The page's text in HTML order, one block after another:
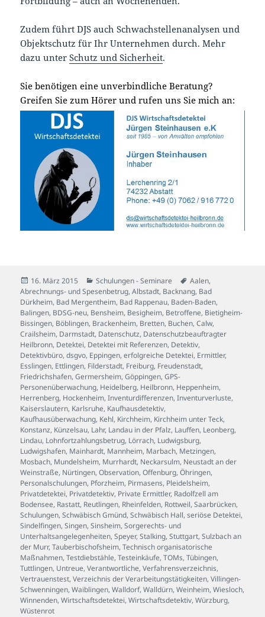
Zudem führt DJS auch Schwachstellenanalysen und
Objektschutz für Ihr Unternehmen durch. Mehr
dazu unterSchutz und Sicherheit.
Sie benötigen eine unverbindliche Beratung?
Greifen Sie zum Hörer und rufen uns Sie mich an:
Veröffentlicht
am
16. März 2015 Kategorien
Schulungen - Seminare Schlagwörter
Aalen,
Abrechnungs- und Spesenbetrug,Albstadt, Backnang, Bad
Dürkheim, Bad Mergentheim, Bad Rappenau, Baden-Baden,
Balingen, BDSG-neu, Bensheim, Besigheim, Betroffene, Bietigheim-
Bissingen, Böblingen, Brackenheim, Bretten, Buchen,Calw,
Crailsheim, Darmstadt, Datenschutz, Datenschutzbeauftragter
Heilbronn, Detektei, Detektei mit Referenzen, Detektiv,
Detektivbüro,dsgvo, Eppingen,erfolgreiche Detektei, Ermittler,
Esslingen, Ettlingen, Filderstadt, Freiburg, Freudenstadt,
Friedrichshafen,Germersheim,Göppingen,GPS-
Personenüberwachung, Heidelberg, Heilbronn, Heppenheim,
Herrenberg, Hockenheim,Inventurdifferenzen,Inventurverluste,
Kaiserslautern, Karlsruhe, Kaufhausdetektiv,
Kaufhausüberwachung, Kehl, Kirchheim, Kirchheim unter Teck,
Konstanz, Künzelsau, Lahr, Landau in der Pfalz, Lauffen, Leonberg,
Lindau, Lohnfortzahlungsbetrug, Lörrach, Ludwigsburg,
Ludwigshafen, Mainhardt, Mannheim, Marbach, Metzingen,
Mosbach, Mundelsheim, Murrhardt, Neckarsulm, Neustadt an der
Weinstraße, Nürtingen,Observation,Offenburg,Öhringen,
Personalschulungen, Pforzheim, Pirmasens, Pleidelsheim,
Privatdetektei, Privatdetektiv, Private Ermittler, Radolfzell am
Bodensee, Rastatt, Reutlingen, Rheinfelden, Rottweil,Saarbrücken,
Schulungen,Schwäbisch Gmünd,Schwäbisch Hall,seriöse Detektei,
Sindelfingen,Singen,Sinsheim,Sorgerechts- und
Unterhaltsangelegenheiten,Speyer,Stalking,Stuttgart,Sulzbach an
der Murr,Tauberbischofsheim,Technisch organisatorische
Maßnahmen,Testdiebstähle,Testeinkäufe,TOMs,Tübingen,
Tuttlingen, Untreue,Verantwortliche,Verfahrensverzeichnis,
Vertrauenstest,Verzeichnis der Verarbeitungstätigkeiten,Villingen-
Schwenningen,Waiblingen,Walldorf,Walldürn,Weinheim,Wiesloch,
Winnenden,Wirtschaftsdetektei,Wirtschaftsdetektiv,Würzburg,
Wüstenrot